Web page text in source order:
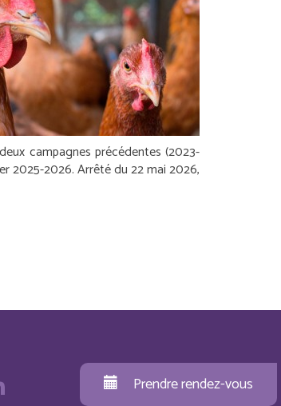
campagnes précédentes (2023-
2025-2026.Arrêté du 22 mai 2026,
Prendre rendez-vous